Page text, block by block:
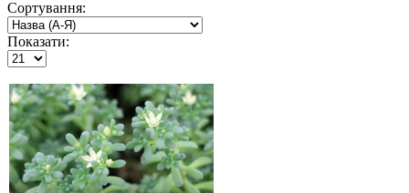
Сортування:
Показати: